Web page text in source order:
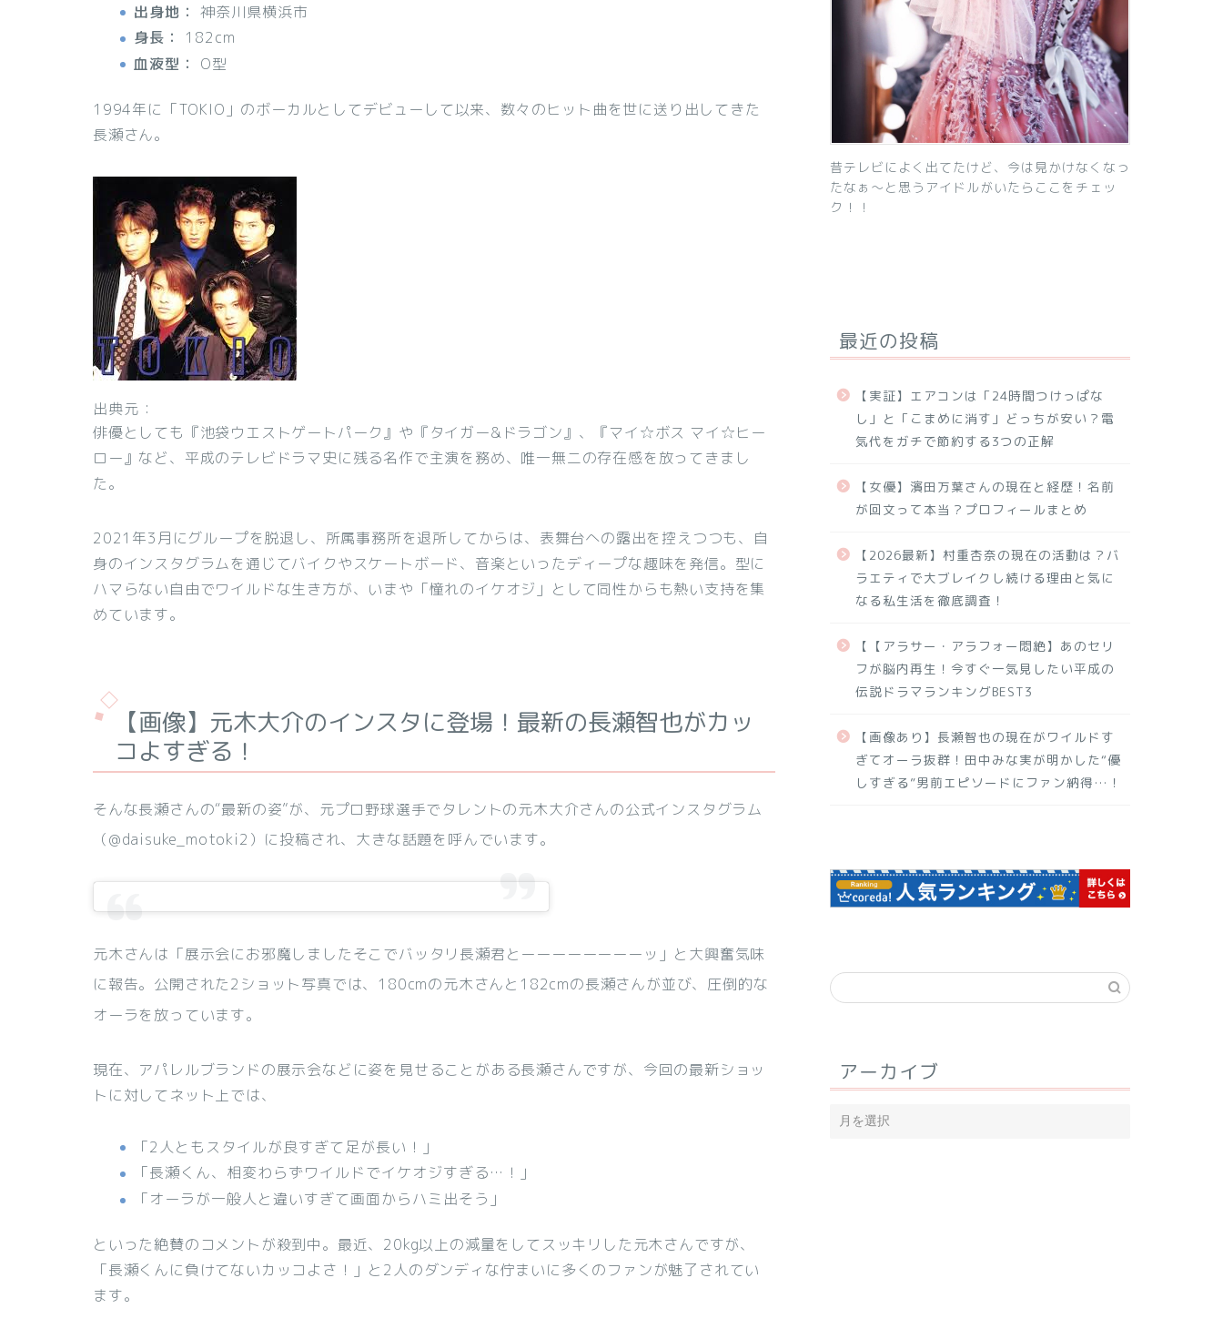
出身地： 神奈川県横浜市
身長：
182cm
血液型：
O型
1994年に「TOKIO」のボーカルとしてデビューして以来、数々のヒット曲を世に送り出してきた
長瀬さん。
出典元：
俳優としても『池袋ウエストゲートパーク』や『タイガー&ドラゴン』、『マイ☆ボス マイ☆ヒー
ロー』など、平成のテレビドラマ史に残る名作で主演を務め、唯一無二の存在感を放ってきまし
た。
2021年3月にグループを脱退し、所属事務所を退所してからは、表舞台への露出を控えつつも、自
身のインスタグラムを通じてバイクやスケートボード、音楽といったディープな趣味を発信。型に
ハマらない自由でワイルドな生き方が、いまや「憧れのイケオジ」として同性からも熱い支持を集
めています。
【画像】元木大介のインスタに登場！最新の長瀬智也がカッ
コよすぎる！
そんな長瀬さんの“最新の姿”が、元プロ野球選手でタレントの元木大介さんの公式インスタグラム
（@daisuke_motoki2）に投稿され、大きな話題を呼んでいます。
元木さんは「展示会にお邪魔しましたそこでバッタリ長瀬君とーーーーーーーーッ」と大興奮気味
に報告。 公開された2ショット写真では、180cmの元木さんと182cmの長瀬さんが並び、圧倒的な
オーラを放っています。
現在、アパレルブランドの展示会などに姿を見せることがある長瀬さんですが、今回の最新ショッ
トに対してネット上では、
「2人ともスタイルが良すぎて足が長い！」
「長瀬くん、相変わらずワイルドでイケオジすぎる…！」
「オーラが一般人と違いすぎて画面からハミ出そう」
といった絶賛のコメントが殺到中。最近、20kg以上の減量をしてスッキリした元木さんですが、
「長瀬くんに負けてないカッコよさ！」と2人のダンディな佇まいに多くのファンが魅了されてい
ます。
昔テレビによく出てたけど、今は見かけなくなっ
たなぁ～と思うアイドルがいたらここをチェッ
ク！！
最近の投稿
【実証】エアコンは「24時間つけっぱな
し」と「こまめに消す」どっちが安い？電
気代をガチで節約する3つの正解
【女優】濱田万葉さんの現在と経歴！名前
が回文って本当？プロフィールまとめ
【2026最新】村重杏奈の現在の活動は？バ
ラエティで大ブレイクし続ける理由と気に
なる私生活を徹底調査！
【【アラサー・アラフォー悶絶】あのセリ
フが脳内再生！今すぐ一気見したい平成の
伝説ドラマランキングBEST3
【画像あり】長瀬智也の現在がワイルドす
ぎてオーラ抜群！田中みな実が明かした“優
しすぎる”男前エピソードにファン納得…！
アーカイブ